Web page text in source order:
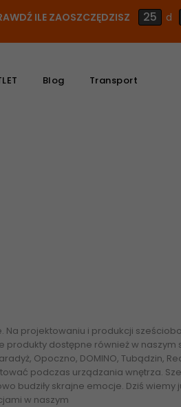
ILE ZAOSZCZĘDZISZ 25 d
Blog Transport
Na projektowaniu i produkcji
dostępne również w naszym
Opoczno, DOMINO, Tubądzin,
podczas urządzania wnętrza.
budziły skrajne emocje. Dziś wiemy
w naszym